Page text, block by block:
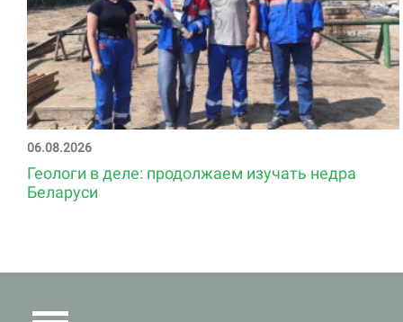
06.08.2026
Геологи в деле: продолжаем изучать недра
Беларуси